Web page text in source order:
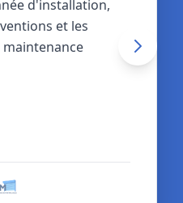
d'installation,
et les
maintenance
(NF P 25-
et toutes les